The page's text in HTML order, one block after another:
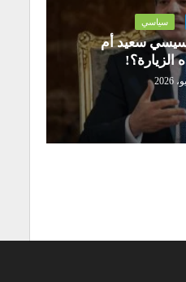
سياسي
سعيد أم
الزيارة؟!